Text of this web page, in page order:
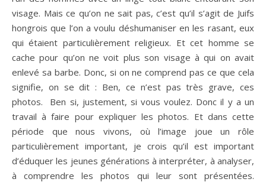
visage. Mais ce qu’on ne sait pas, c’est qu’il s’agit de Juifs
hongrois que l’on a voulu déshumaniser en les rasant, eux
qui étaient particulièrement religieux. Et cet homme se
cache pour qu’on ne voit plus son visage à qui on avait
enlevé sa barbe. Donc, si on ne comprend pas ce que cela
signifie, on se dit : Ben, ce n’est pas très grave, ces
photos. Ben si, justement, si vous voulez. Donc il y a un
travail à faire pour expliquer les photos. Et dans cette
période que nous vivons, où l’image joue un rôle
particulièrement important, je crois qu’il est important
d’éduquer les jeunes générations à interpréter, à analyser,
à comprendre les photos qui leur sont présentées.